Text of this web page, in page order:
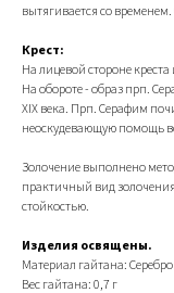
вытягивается со
Крест:
На лицевой стороне
На обороте - образ прп.
XIX века. Прп. Серафим
неоскудевающую помощь
Золочение выполнено
практичный вид
стойкостью.
Изделия освящены.
Материал гайтана:
Вес гайтана: 0,7 г